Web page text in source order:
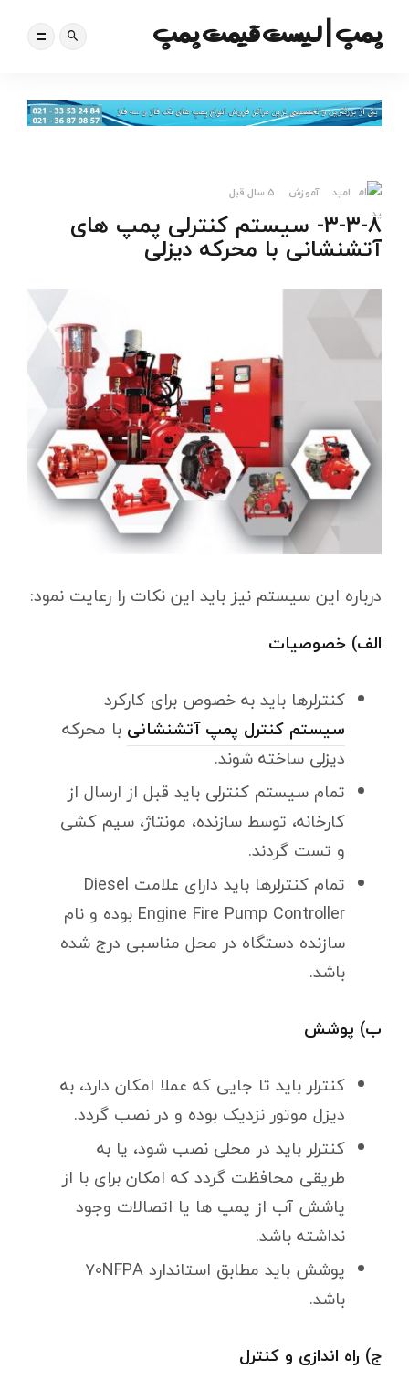
پمپ | لیست قیمت پمپ
امید آموزش 5 سال قبل
۳-۳-۸- سیستم کنترلی پمپ های
آتشنشانی با محرکه دیزلی
درباره این سیستم نیز باید این نکات را رعایت نمود:
الف) خصوصیات
کنترلرها باید به خصوص برای کارکرد
سیستم کنترل پمپ آتشنشانی با محرکه
دیزلی ساخته شوند.
تمام سیستم کنترلی باید قبل از ارسال از
کارخانه، توسط سازنده، مونتاژ، سیم کشی
و تست گردند.
تمام کنترلرها باید دارای علامت Diesel
Engine Fire Pump Controller بوده و نام
سازنده دستگاه در محل مناسبی درج شده
باشد.
ب) پوشش
کنترلر باید تا جایی که عملا امکان دارد، به
دیزل موتور نزدیک بوده و در نصب گردد.
کنترلر باید در محلی نصب شود، یا به
طریقی محافظت گردد که امکان برای با از
پاشش آب از پمپ ها یا اتصالات وجود
نداشته باشد.
پوشش باید مطابق استاندارد ۷۰NFPA
باشد.
ج) راه اندازی و کنترل